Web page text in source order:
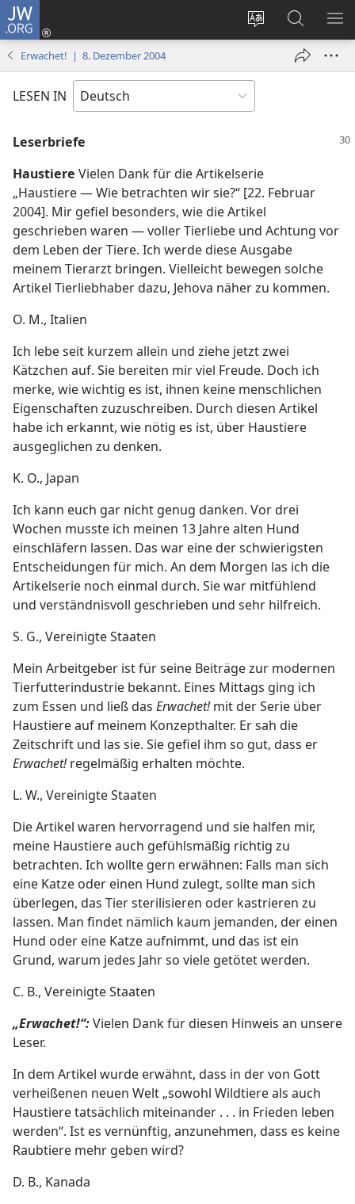
JW.ORG
Websitesprache
ändern
Anmelden
(öffnet
Suche
Erwachet! | 8. Dezember 2004
LESEN IN
Leserbriefe
Haustiere Vielen Dank für die Artikelserie
„Haustiere — Wie betrachten wir sie?“ [22. Februar
2004]. Mir gefiel besonders, wie die Artikel
geschrieben waren — voller Tierliebe und Achtung vor
dem Leben der Tiere. Ich werde diese Ausgabe
meinem Tierarzt bringen. Vielleicht bewegen solche
Artikel Tierliebhaber dazu, Jehova näher zu kommen.
O. M., Italien
Ich lebe seit kurzem allein und ziehe jetzt zwei
Kätzchen auf. Sie bereiten mir viel Freude. Doch ich
merke, wie wichtig es ist, ihnen keine menschlichen
Eigenschaften zuzuschreiben. Durch diesen Artikel
habe ich erkannt, wie nötig es ist, über Haustiere
ausgeglichen zu denken.
K. O., Japan
Ich kann euch gar nicht genug danken. Vor drei
Wochen musste ich meinen 13 Jahre alten Hund
einschläfern lassen. Das war eine der schwierigsten
Entscheidungen für mich. An dem Morgen las ich die
Artikelserie noch einmal durch. Sie war mitfühlend
und verständnisvoll geschrieben und sehr hilfreich.
S. G., Vereinigte Staaten
Mein Arbeitgeber ist für seine Beiträge zur modernen
Tierfutterindustrie bekannt. Eines Mittags ging ich
zum Essen und ließ das Erwachet!mit der Serie über
Haustiere auf meinem Konzepthalter. Er sah die
Zeitschrift und las sie. Sie gefiel ihm so gut, dass er
Erwachet!regelmäßig erhalten möchte.
L. W., Vereinigte Staaten
Die Artikel waren hervorragend und sie halfen mir,
meine Haustiere auch gefühlsmäßig richtig zu
betrachten. Ich wollte gern erwähnen: Falls man sich
eine Katze oder einen Hund zulegt, sollte man sich
überlegen, das Tier sterilisieren oder kastrieren zu
lassen. Man findet nämlich kaum jemanden, der einen
Hund oder eine Katze aufnimmt, und das ist ein
Grund, warum jedes Jahr so viele getötet werden.
C. B., Vereinigte Staaten
„Erwachet!“:Vielen Dank für diesen Hinweis an unsere
Leser.
In dem Artikel wurde erwähnt, dass in der von Gott
verheißenen neuen Welt „sowohl Wildtiere als auch
Haustiere tatsächlich miteinander . . . in Frieden leben
werden“. Ist es vernünftig, anzunehmen, dass es keine
Raubtiere mehr geben wird?
D. B., Kanada